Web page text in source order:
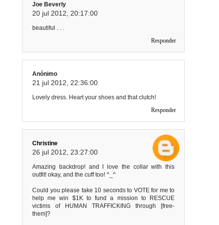
Joe Beverly
20 jul 2012, 20:17:00
beautiful . . .
Responder
Anónimo
21 jul 2012, 22:36:00
Lovely dress. Heart your shoes and that clutch!
Responder
Christine
26 jul 2012, 23:27:00
Amazing backdrop! and I love the collar with this
outfit! okay, and the cuff too! ^_^
Could you please take 10 seconds to VOTE for me to
help me win $1K to fund a mission to RESCUE
victims of HUMAN TRAFFICKING through [free-
them]?